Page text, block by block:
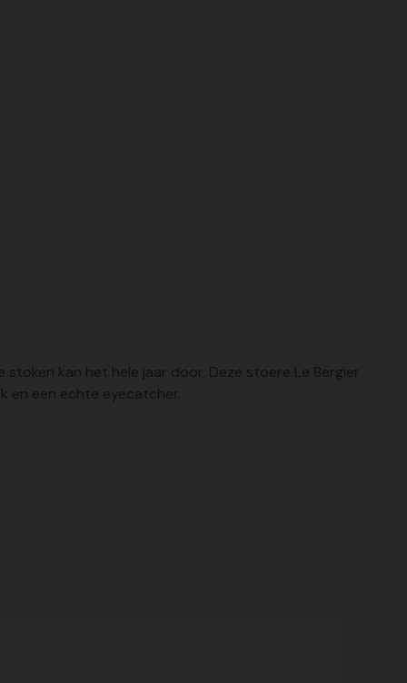
kan het hele jaar door. Deze stoere Le Bergier
en een echte eyecatcher.